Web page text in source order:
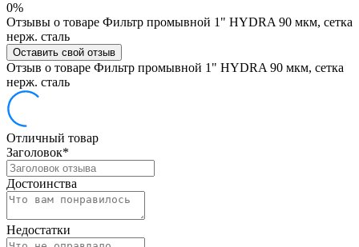
0%
Отзывы о товаре Фильтр промывной 1" HYDRA 90 мкм, сетка
нерж. сталь
Оставить свой отзыв
Отзыв о товаре Фильтр промывной 1" HYDRA 90 мкм, сетка
нерж. сталь
Отличный товар
Заголовок*
Достоинства
Недостатки